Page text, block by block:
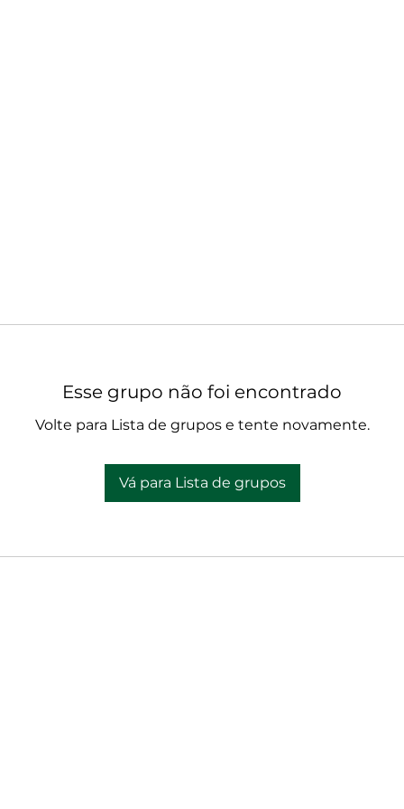
Esse grupo não foi encontrado
Volte para Lista de grupos e tente novamente.
Vá para Lista de grupos